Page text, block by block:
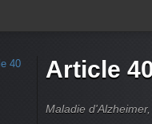
Article
Maladie